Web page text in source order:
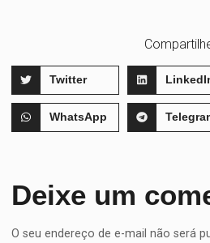
Twitter
WhatsApp
Deixe um
O seu endereço de e-mail não será